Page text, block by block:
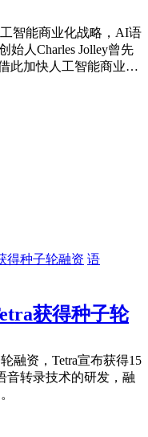
智能商业化战略，AI语
始人Charles Jolley曾先
此加快人工智能商业化
语
获得种子轮
融资，Tetra宣布获得15
音转录技术的研发，融